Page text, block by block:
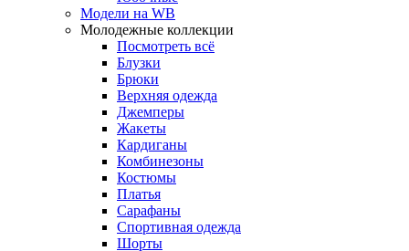
Модели на WB
Молодежные коллекции
Посмотреть всё
Блузки
Брюки
Верхняя одежда
Джемперы
Жакеты
Кардиганы
Комбинезоны
Костюмы
Платья
Сарафаны
Спортивная одежда
Шорты